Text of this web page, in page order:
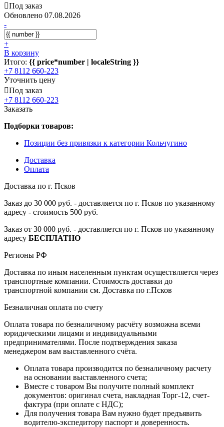
Под заказ
Обновлено 07.08.2026
-
+
В корзину
Итого: {{ price*number | localeString }}
+7 8112 660-223
Уточнить цену
Под заказ
+7 8112 660-223
Заказать
Подборки товаров:
Позиции без привязки к категории Кольчугино
Доставка
Оплата
Доставка по г. Псков
Заказ до 30 000 руб. - доставляется по г. Псков по указанному
адресу - стоимость 500 руб.
Заказ от 30 000 руб. - доставляется по г. Псков по указанному
адресу БЕСПЛАТНО
Регионы РФ
Доставка по иным населенным пунктам осуществляется через
транспортные компании. Стоимость доставки до
транспортной компании см. Доставка по г.Псков
Безналичная оплата по счету
Оплата товара по безналичному расчёту возможна всеми
юридическими лицами и индивидуальными
предпринимателями. После подтверждения заказа
менеджером вам выставленного счёта.
Оплата товара производится по безналичному расчету
на основании выставленного счета;
Вместе с товаром Вы получите полный комплект
документов: оригинал счета, накладная Торг-12, счет-
фактура (при оплате с НДС);
Для получения товара Вам нужно будет предъявить
водителю-экспедитору паспорт и доверенность.